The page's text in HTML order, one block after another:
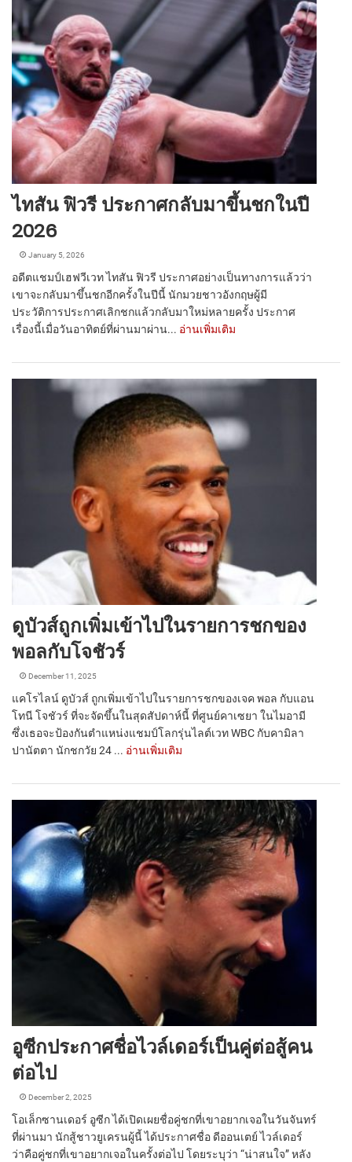
ไทสัน ฟิวรี ประกาศกลับมาขึ้นชกในปี
2026
January 5, 2026
อดีตแชมป์เฮฟวีเวท ไทสัน ฟิวรี ประกาศอย่างเป็นทางการแล้วว่า
เขาจะกลับมาขึ้นชกอีกครั้งในปีนี้ นักมวยชาวอังกฤษผู้มี
ประวัติการประกาศเลิกชกแล้วกลับมาใหม่หลายครั้ง ประกาศ
เรื่องนี้เมื่อวันอาทิตย์ที่ผ่านมาผ่าน... อ่านเพิ่มเติม
ดูบัวส์ถูกเพิ่มเข้าไปในรายการชกของ
พอลกับโจชัวร์
December 11, 2025
แคโรไลน์ ดูบัวส์ ถูกเพิ่มเข้าไปในรายการชกของเจค พอล กับแอน
โทนี โจชัวร์ ที่จะจัดขึ้นในสุดสัปดาห์นี้ ที่ศูนย์คาเซยา ในไมอามี
ซึ่งเธอจะป้องกันตำแหน่งแชมป์โลกรุ่นไลต์เวท WBC กับคามิลา
ปานัตตา นักชกวัย 24 ... อ่านเพิ่มเติม
อูซีกประกาศชื่อไวล์เดอร์เป็นคู่ต่อสู้คน
ต่อไป
December 2, 2025
โอเล็กซานเดอร์ อูซีก ได้เปิดเผยชื่อคู่ชกที่เขาอยากเจอในวันจันทร์
ที่ผ่านมา นักสู้ชาวยูเครนผู้นี้ ได้ประกาศชื่อ ดีออนเตย์ ไวล์เดอร์
ว่าคือคู่ชกที่เขาอยากเจอในครั้งต่อไป โดยระบุว่า “น่าสนใจ” หลัง